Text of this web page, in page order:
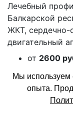
Лечебный
Балкарской
ЖКТ, сердечно-
двигательный
от 2600
Мы
опыта.